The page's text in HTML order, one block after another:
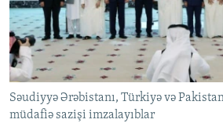
Səudiyyə Ərəbistanı, Türkiyə və
müdafiə sazişi imzalayıblar